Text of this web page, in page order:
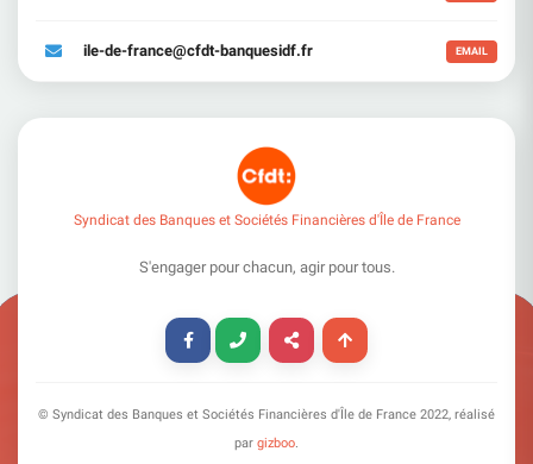
ile-de-france@cfdt-banquesidf.fr EMAIL
Syndicat des Banques et Sociétés Financières d'Île de France
S'engager pour chacun, agir pour tous.
© Syndicat des Banques et Sociétés Financières d'Île de France 2022, réalisé
par gizboo.